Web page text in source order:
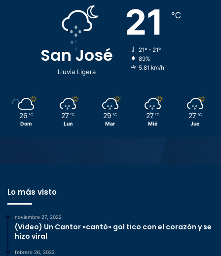
San José
Lluvia Ligera
21 ℃
21º - 21º
89%
5.81 km/h
26 ℃
Dom
27 ℃
Lun
29 ℃
Mar
27 ℃
Mié
27 ℃
Jue
Lo más visto
noviembre 27, 2022
(Video) Un Cantor «cantó» gol tico con el corazón y se
hizo viral
febrero 26, 2022